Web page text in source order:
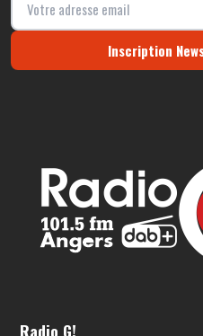
Inscription
Radio G!